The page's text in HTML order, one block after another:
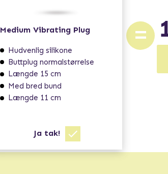
Medium Vibrating Plug
Hudvenlig silikone
Buttplug normalstørrelse
Længde 15 cm
Med bred bund
Længde 11 cm
Ja tak!
=